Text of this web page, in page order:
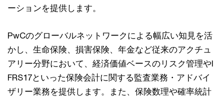
ーションを提供します。
PwCのグローバルネットワークによる幅広い知見を活
かし、生命保険、損害保険、年金など従来のアクチュ
アリー分野において、経済価値ベースのリスク管理やI
FRS17といった保険会計に関する監査業務・アドバイ
ザリー業務を提供します。また、保険数理や確率統計